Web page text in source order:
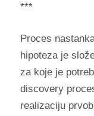
***
Proces
hipoteza je
za koje je
discovery
realizaciju